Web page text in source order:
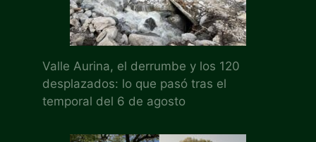
Valle Aurina, el derrumbe y los 120
desplazados: lo que pasó tras el
temporal del 6 de agosto